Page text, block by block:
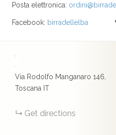
Posta elettronica:
Facebook: birradellelba
Via Rodolfo Manganaro 146
Toscana IT
Get directions